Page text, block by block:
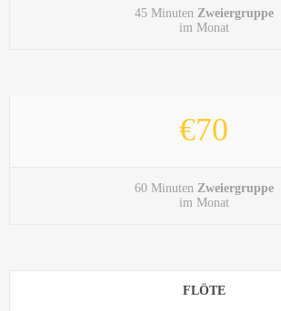
45 Minuten Zweiergruppe
im Monat
€70
60 Minuten Zweiergruppe
im Monat
FLÖTE